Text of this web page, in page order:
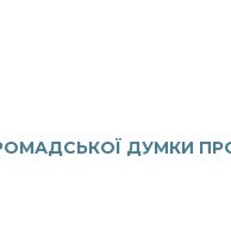
ДУМКИ